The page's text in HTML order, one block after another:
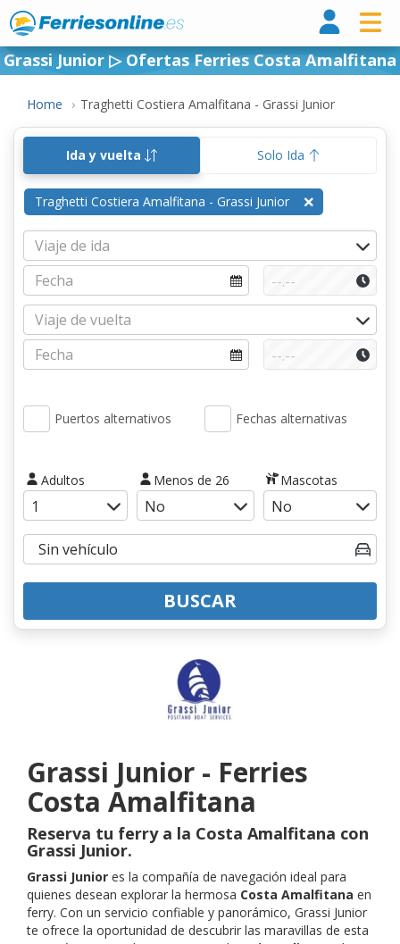
Grassi Junior ▷ Ofertas Ferries Costa Amalfitana
Home Traghetti Costiera Amalfitana - Grassi Junior
Ida y vuelta Solo Ida
Traghetti Costiera Amalfitana - Grassi Junior
Puertos alternativos Fechas alternativas
Adultos Menos de 26 Mascotas
BUSCAR
Grassi Junior - Ferries
Costa Amalfitana
Reserva tu ferry a la Costa Amalfitana con
Grassi Junior.
Grassi Junior es la compañía de navegación ideal para
quienes desean explorar la hermosa Costa Amalfitana en
ferry. Con un servicio confiable y panorámico, Grassi Junior
te ofrece la oportunidad de descubrir las maravillas de esta